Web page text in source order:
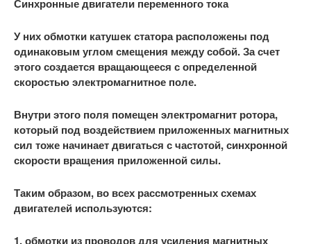
Синхронные двигатели переменного тока
У них обмотки катушек статора расположены под
одинаковым углом смещения между собой. За счет
этого создается вращающееся с определенной
скоростью электромагнитное поле.
Внутри этого поля помещен электромагнит ротора,
который под воздействием приложенных магнитных
сил тоже начинает двигаться с частотой, синхронной
скорости вращения приложенной силы.
Таким образом, во всех рассмотренных схемах
двигателей используются:
1. обмотки из проводов для усиления магнитных